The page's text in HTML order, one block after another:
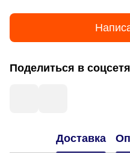
Поделиться в
Доставка